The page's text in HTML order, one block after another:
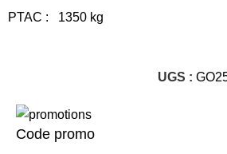
PTAC : 1350 kg
UGS :
Code promo